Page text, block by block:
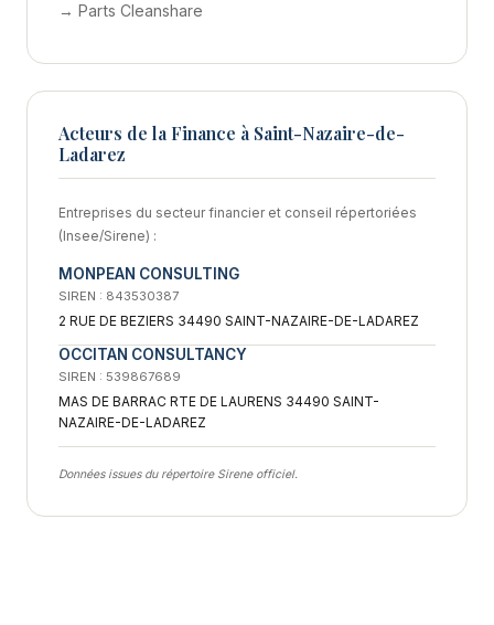
→ Parts Cleanshare
Acteurs de la Finance à Saint-Nazaire-de-
Ladarez
Entreprises du secteur financier et conseil répertoriées
(Insee/Sirene) :
MONPEAN CONSULTING
SIREN : 843530387
2 RUE DE BEZIERS 34490 SAINT-NAZAIRE-DE-LADAREZ
OCCITAN CONSULTANCY
SIREN : 539867689
MAS DE BARRAC RTE DE LAURENS 34490 SAINT-
NAZAIRE-DE-LADAREZ
Données issues du répertoire Sirene officiel.